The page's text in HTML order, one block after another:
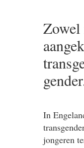
Zowel
In
jongeren